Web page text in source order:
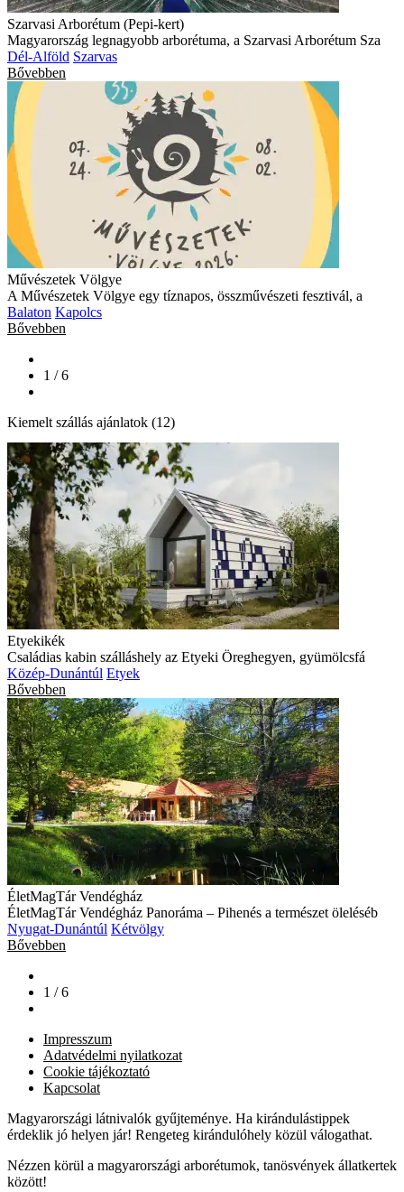
Szarvasi Arborétum (Pepi-kert)
Magyarország legnagyobb arborétuma, a Szarvasi Arborétum Sza
Dél-Alföld Szarvas
Bővebben
Művészetek Völgye
A Művészetek Völgye egy tíznapos, összművészeti fesztivál, a
Balaton Kapolcs
Bővebben
1 / 6
Kiemelt szállás ajánlatok (12)
Etyekikék
Családias kabin szálláshely az Etyeki Öreghegyen, gyümölcsfá
Közép-Dunántúl Etyek
Bővebben
ÉletMagTár Vendégház
ÉletMagTár Vendégház Panoráma – Pihenés a természet öleléséb
Nyugat-Dunántúl Kétvölgy
Bővebben
1 / 6
Impresszum
Adatvédelmi nyilatkozat
Cookie tájékoztató
Kapcsolat
Magyarországi látnivalók gyűjteménye. Ha kirándulástippek
érdeklik jó helyen jár! Rengeteg kirándulóhely közül válogathat.
Nézzen körül a magyarországi arborétumok, tanösvények állatkertek
között!